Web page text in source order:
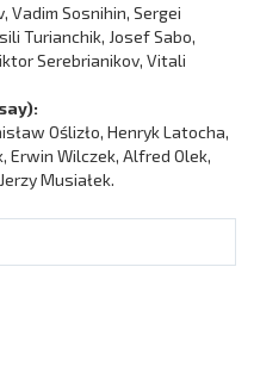
Vadim Sosnihin, Sergei
Turianchik, Josef Sabo,
Serebrianikov, Vitali
Oślizło, Henryk Latocha,
Erwin Wilczek, Alfred Olek,
Musiałek.